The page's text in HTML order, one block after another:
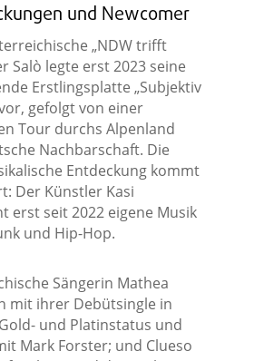
und Newcomer
„NDW trifft
Salò legte erst 2023 seine
Erstlingsplatte „Subjektiv
gefolgt von einer
Tour durchs Alpenland
Nachbarschaft. Die
Entdeckung kommt
Der Künstler Kasi
erst seit 2022 eigene Musik
und Hip-Hop.
Sängerin Mathea
mit ihrer Debütsingle in
und Platinstatus und
Mark Forster; und Clueso